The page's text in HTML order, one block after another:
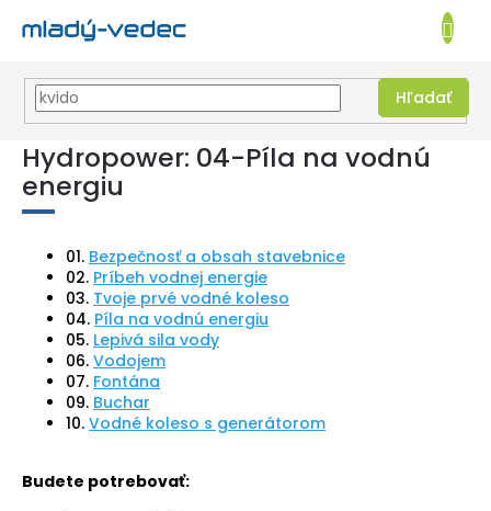
Prejsť
obsah
EUR
Hľadať
KOŠÍK
Hydropower: 04-Píla na vodnú
energiu
01. Bezpečnosť a obsah stavebnice
02. Príbeh vodnej energie
03. Tvoje prvé vodné koleso
04. Píla na vodnú energiu
05. Lepivá sila vody
06. Vodojem
07. Fontána
09. Buchar
10. Vodné koleso s generátorom
Budete potrebovať: